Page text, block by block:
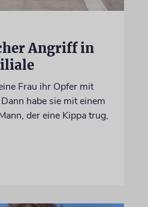
Angriff in
Frau ihr Opfer mit
habe sie mit einem
der eine Kippa trug,